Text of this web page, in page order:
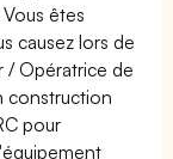
êtes
causez lors de
/ Opératrice de
construction
pour